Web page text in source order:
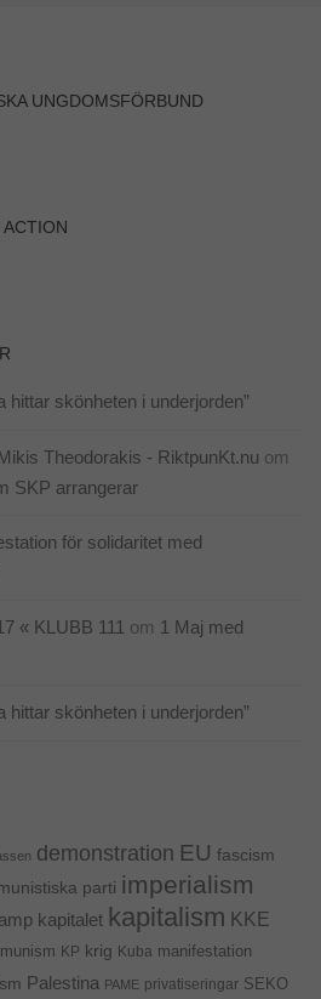
UNGDOMSFÖRBUND
hittar skönheten i underjorden”
Theodorakis - RiktpunKt.nu om
SKP arrangerar
för solidaritet med
« KLUBB 111 om 1 Maj med
hittar skönheten i underjorden”
demonstration EU fascism
parti imperialism
kapitalet kapitalism KKE
KP krig Kuba manifestation
Palestina PAME privatiseringar SEKO